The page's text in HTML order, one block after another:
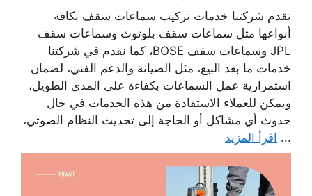
تقدم شركتنا خدمات تركيب سماعات سقف بكافة
أنواعها مثل سماعات سقف بلوتوث وسماعات سقف
JPL وسماعات سقف BOSE، كما نقدم في شركتنا
خدمات ما بعد البيع، مثل الصيانة والدعم الفني، لضمان
استمرارية عمل السماعات بكفاءة على المدى الطويل،
ويمكن للعملاء الاستفادة من هذه الخدمات في حال
حدوث أي مشاكل أو الحاجة إلى تحديث النظام الصوتي،
... اقرأ المزيد